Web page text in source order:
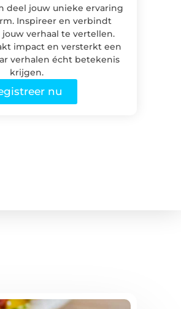
deel jouw unieke ervaring
Inspireer en verbindt
verhaal te vertellen.
impact en versterkt een
verhalen écht betekenis
krijgen.
nu